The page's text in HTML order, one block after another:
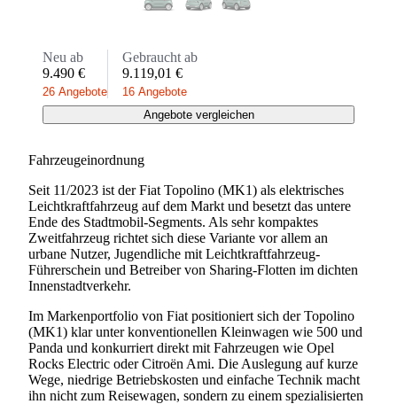
Neu ab
9.490 €
26 Angebote
Gebraucht ab
9.119,01 €
16 Angebote
Angebote vergleichen
Fahrzeugeinordnung
Seit 11/2023 ist der Fiat Topolino (MK1) als elektrisches
Leichtkraftfahrzeug auf dem Markt und besetzt das untere
Ende des Stadtmobil-Segments. Als sehr kompaktes
Zweitfahrzeug richtet sich diese Variante vor allem an
urbane Nutzer, Jugendliche mit Leichtkraftfahrzeug-
Führerschein und Betreiber von Sharing-Flotten im dichten
Innenstadtverkehr.
Im Markenportfolio von Fiat positioniert sich der Topolino
(MK1) klar unter konventionellen Kleinwagen wie 500 und
Panda und konkurriert direkt mit Fahrzeugen wie Opel
Rocks Electric oder Citroën Ami. Die Auslegung auf kurze
Wege, niedrige Betriebskosten und einfache Technik macht
ihn nicht zum Reisewagen, sondern zu einem spezialisierten